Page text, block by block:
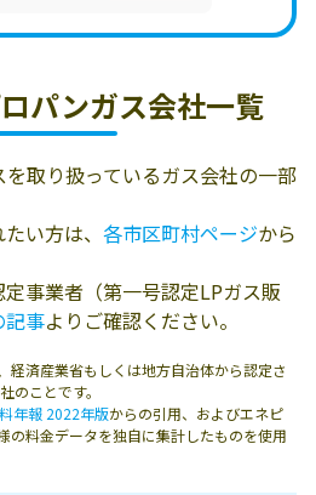
パンガス会社一覧
取り扱っているガス会社の一部
い方は、 各市区町村ページから
事業者（第一号認定LPガス販
記事よりご確認ください。
済産業省もしくは地方自治体から認定さ
のことです。
年報 2022年版からの引用、およびエネピ
の料金データを独自に集計したものを使用